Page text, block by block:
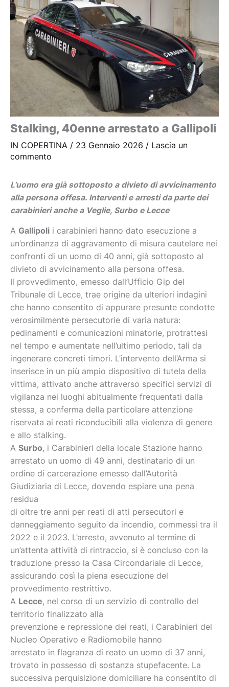
Stalking, 40enne arrestato a Gallipoli
IN COPERTINA / 23 Gennaio 2026 / Lascia un
commento
L’uomo era già sottoposto a divieto di avvicinamento
alla persona offesa. Interventi e arresti da parte dei
carabinieri anche a Veglie, Surbo e Lecce
A Gallipoli i carabinieri hanno dato esecuzione a
un’ordinanza di aggravamento di misura cautelare nei
confronti di un uomo di 40 anni, già sottoposto al
divieto di avvicinamento alla persona offesa.
Il provvedimento, emesso dall’Ufficio Gip del
Tribunale di Lecce, trae origine da ulteriori indagini
che hanno consentito di appurare presunte condotte
verosimilmente persecutorie di varia natura:
pedinamenti e comunicazioni minatorie, protrattesi
nel tempo e aumentate nell’ultimo periodo, tali da
ingenerare concreti timori. L’intervento dell’Arma si
inserisce in un più ampio dispositivo di tutela della
vittima, attivato anche attraverso specifici servizi di
vigilanza nei luoghi abitualmente frequentati dalla
stessa, a conferma della particolare attenzione
riservata ai reati riconducibili alla violenza di genere
e allo stalking.
A Surbo, i Carabinieri della locale Stazione hanno
arrestato un uomo di 49 anni, destinatario di un
ordine di carcerazione emesso dall’Autorità
Giudiziaria di Lecce, dovendo espiare una pena
residua
di oltre tre anni per reati di atti persecutori e
danneggiamento seguito da incendio, commessi tra il
2022 e il 2023. L’arresto, avvenuto al termine di
un’attenta attività di rintraccio, si è concluso con la
traduzione presso la Casa Circondariale di Lecce,
assicurando così la piena esecuzione del
provvedimento restrittivo.
A Lecce, nel corso di un servizio di controllo del
territorio finalizzato alla
prevenzione e repressione dei reati, i Carabinieri del
Nucleo Operativo e Radiomobile hanno
arrestato in flagranza di reato un uomo di 37 anni,
trovato in possesso di sostanza stupefacente. La
successiva perquisizione domiciliare ha consentito di